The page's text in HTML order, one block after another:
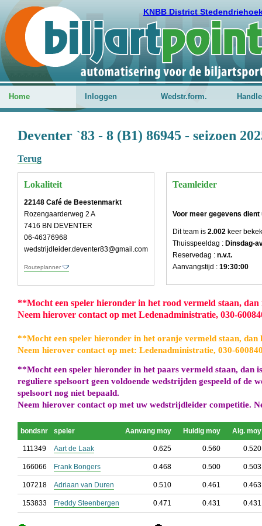
KNBB District
Home Inloggen Wedstr.form.
Deventer `83 - 8 (B1) 86945 - seizoen
Terug
Lokaliteit
22148 Café de Beestenmarkt
Rozengaarderweg 2 A
7416 BN DEVENTER
06-46376968
wedstrijdleider.deventer83@gmail.com
Routeplanner
Teamleider
Voor meer gegevens dient
Dit team is 2.002 keer
Thuisspeeldag : Dinsdag-
Reservedag : n.v.t.
Aanvangstijd : 19:30:00
**Mocht een speler hieronder in het rood vermeld staan, dan
Neem hierover contact op met Ledenadministratie, 030-
**Mocht een speler hieronder in het oranje vermeld staan, dan
Neem hierover contact op met: Ledenadministratie, 030-
**Mocht een speler hieronder in het paars vermeld staan, dan
reguliere spelsoort geen voldoende wedstrijden gespeeld of
spelsoort nog niet bepaald.
Neem hierover contact op met uw wedstrijdleider competitie.
bondsnr speler Aanvang moy Huidig moy Alg. moy
111349 Aart de Laak 0.625 0.560 0.520
166066 Frank Bongers 0.468 0.500 0.503
107218 Adriaan van Duren 0.510 0.461 0.463
153833 Freddy Steenbergen 0.471 0.431 0.431